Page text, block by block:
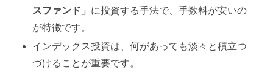
スファンド」 に投資する手法で、手数料が安いの
が特徴です。
インデックス投資は、何があっても淡々と積立つ
づけることが重要です。